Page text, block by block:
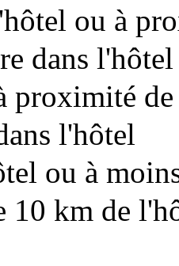
ou à
dans
proximité
l'hôtel
ou à
10 km de